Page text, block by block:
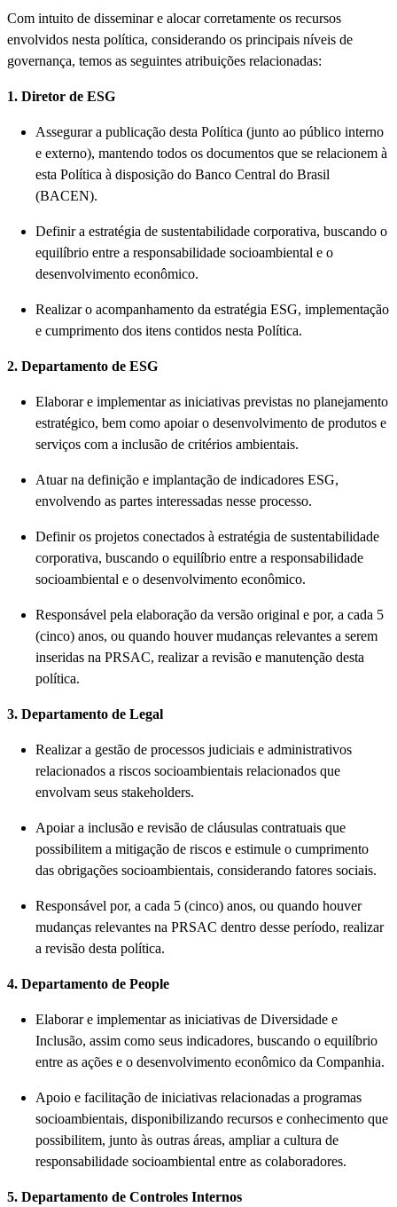
Com intuito de disseminar e alocar corretamente os recursos
envolvidos nesta política, considerando os principais níveis de
governança, temos as seguintes atribuições relacionadas:
1. Diretor de ESG
Assegurar a publicação desta Política (junto ao público interno
e externo), mantendo todos os documentos que se relacionem à
esta Política à disposição do Banco Central do Brasil
(BACEN).
Definir a estratégia de sustentabilidade corporativa, buscando o
equilíbrio entre a responsabilidade socioambiental e o
desenvolvimento econômico.
Realizar o acompanhamento da estratégia ESG, implementação
e cumprimento dos itens contidos nesta Política.
2. Departamento de ESG
Elaborar e implementar as iniciativas previstas no planejamento
estratégico, bem como apoiar o desenvolvimento de produtos e
serviços com a inclusão de critérios ambientais.
Atuar na definição e implantação de indicadores ESG,
envolvendo as partes interessadas nesse processo.
Definir os projetos conectados à estratégia de sustentabilidade
corporativa, buscando o equilíbrio entre a responsabilidade
socioambiental e o desenvolvimento econômico.
Responsável pela elaboração da versão original e por, a cada 5
(cinco) anos, ou quando houver mudanças relevantes a serem
inseridas na PRSAC, realizar a revisão e manutenção desta
política.
3. Departamento de Legal
Realizar a gestão de processos judiciais e administrativos
relacionados a riscos socioambientais relacionados que
envolvam seus stakeholders.
Apoiar a inclusão e revisão de cláusulas contratuais que
possibilitem a mitigação de riscos e estimule o cumprimento
das obrigações socioambientais, considerando fatores sociais.
Responsável por, a cada 5 (cinco) anos, ou quando houver
mudanças relevantes na PRSAC dentro desse período, realizar
a revisão desta política.
4. Departamento de People
Elaborar e implementar as iniciativas de Diversidade e
Inclusão, assim como seus indicadores, buscando o equilíbrio
entre as ações e o desenvolvimento econômico da Companhia.
Apoio e facilitação de iniciativas relacionadas a programas
socioambientais, disponibilizando recursos e conhecimento que
possibilitem, junto às outras áreas, ampliar a cultura de
responsabilidade socioambiental entre as colaboradores.
5. Departamento de Controles Internos